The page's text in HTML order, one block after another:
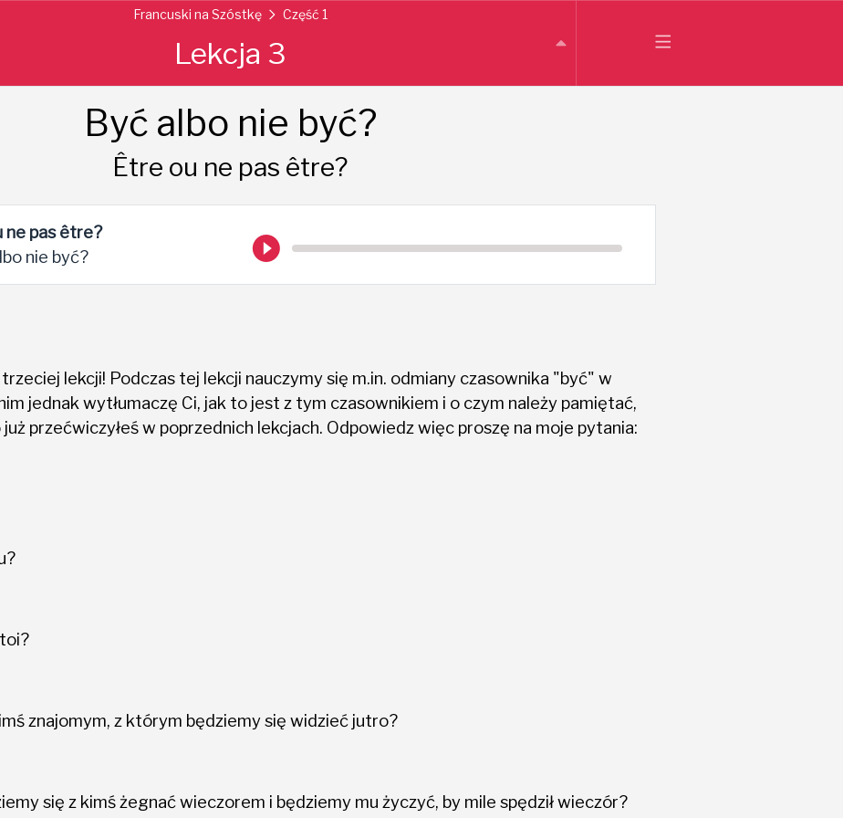
Francuski na Szóstkę Część 1
Lekcja 3
Być albo nie być?
Être ou ne pas être?
ne pas être?
nie być?
lekcji! Podczas tej lekcji nauczymy się m.in. odmiany czasownika "być" w
jednak wytłumaczę Ci, jak to jest z tym czasownikiem i o czym należy pamiętać,
przećwiczyłeś w poprzednich lekcjach. Odpowiedz więc proszę na moje pytania:
znajomym, z którym będziemy się widzieć jutro?
się z kimś żegnać wieczorem i będziemy mu życzyć, by mile spędził wieczór?